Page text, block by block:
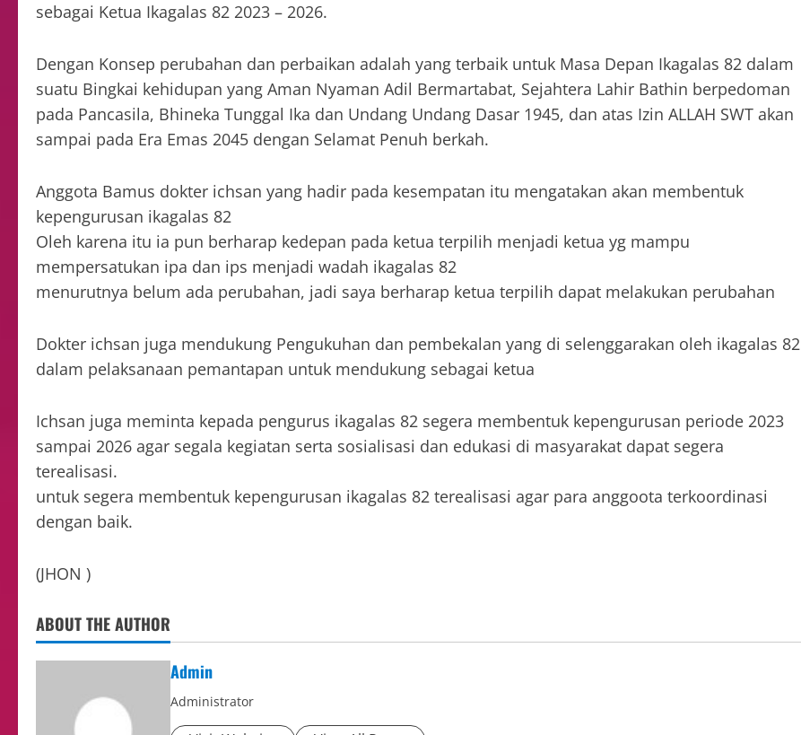
sebagai Ketua Ikagalas 82 2023 – 2026.
Dengan Konsep perubahan dan perbaikan adalah yang terbaik untuk Masa Depan Ikagalas 82 dalam
suatu Bingkai kehidupan yang Aman Nyaman Adil Bermartabat, Sejahtera Lahir Bathin berpedoman
pada Pancasila, Bhineka Tunggal Ika dan Undang Undang Dasar 1945, dan atas Izin ALLAH SWT akan
sampai pada Era Emas 2045 dengan Selamat Penuh berkah.
Anggota Bamus dokter ichsan yang hadir pada kesempatan itu mengatakan akan membentuk
kepengurusan ikagalas 82
Oleh karena itu ia pun berharap kedepan pada ketua terpilih menjadi ketua yg mampu
mempersatukan ipa dan ips menjadi wadah ikagalas 82
menurutnya belum ada perubahan, jadi saya berharap ketua terpilih dapat melakukan perubahan
Dokter ichsan juga mendukung Pengukuhan dan pembekalan yang di selenggarakan oleh ikagalas 82
dalam pelaksanaan pemantapan untuk mendukung sebagai ketua
Ichsan juga meminta kepada pengurus ikagalas 82 segera membentuk kepengurusan periode 2023
sampai 2026 agar segala kegiatan serta sosialisasi dan edukasi di masyarakat dapat segera
terealisasi.
untuk segera membentuk kepengurusan ikagalas 82 terealisasi agar para anggoota terkoordinasi
dengan baik.
(JHON )
ABOUT THE AUTHOR
Admin
Administrator